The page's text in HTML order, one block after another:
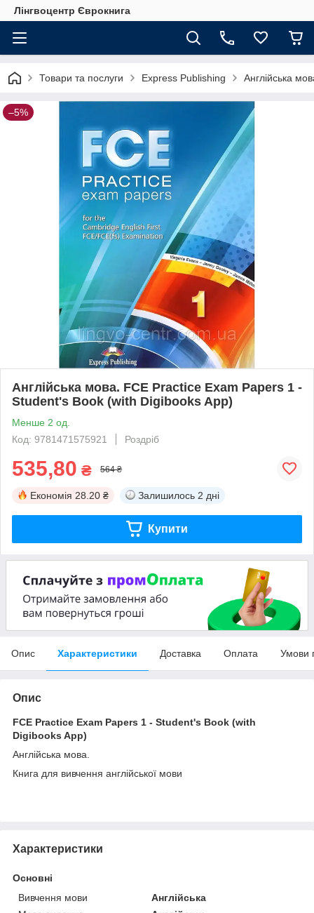
Лінгвоцентр Єврокнига
Товари та послуги Express Publishing Англійська
–5%
Англійська мова. FCE Practice Exam Papers 1 -
Student's Book (with Digibooks App)
Менше 2 од.
Код: 9781471575921
Роздріб
535,80 ₴ 564 ₴
Економія 28.20 ₴ Залишилось 2 дні
Купити
Опис Характеристики Доставка Оплата Умови
Опис
FCE Practice Exam Papers 1 - Student's Book (with
Digibooks App)
Англійська мова.
Книга для вивчення англійської мови
Характеристики
Основні
Вивчення мови
Англійська